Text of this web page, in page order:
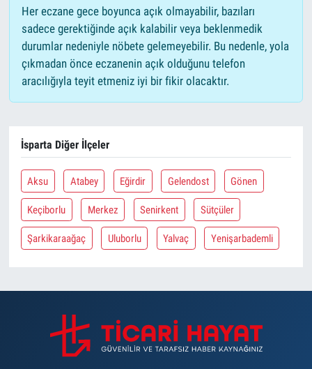
Her eczane gece boyunca açık olmayabilir, bazıları
sadece gerektiğinde açık kalabilir veya beklenmedik
durumlar nedeniyle nöbete gelemeyebilir. Bu nedenle, yola
çıkmadan önce eczanenin açık olduğunu telefon
aracılığıyla teyit etmeniz iyi bir fikir olacaktır.
İsparta Diğer İlçeler
Aksu Atabey Eğirdir Gelendost Gönen
Keçiborlu Merkez Senirkent Sütçüler
Şarkikaraağaç Uluborlu Yalvaç Yenişarbademli